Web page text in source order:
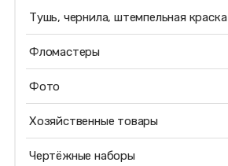
Тушь, чернила, штемпельная краска
Фломастеры
Фото
Хозяйственные товары
Чертёжные наборы